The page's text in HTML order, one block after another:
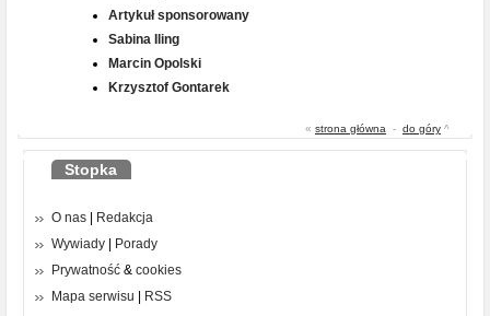
Artykuł sponsorowany
Sabina Iling
Marcin Opolski
Krzysztof Gontarek
« strona główna - do góry ^
Stopka
O nas
Redakcja
Wywiady
Porady
Prywatność & cookies
Mapa serwisu
RSS